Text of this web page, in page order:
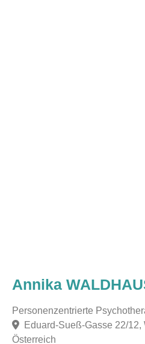
Annika
Personenzentrierte
Eduard-Sueß-Gasse 22/12,
Österreich